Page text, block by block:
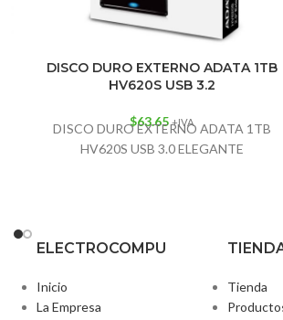
DISCO DURO EXTERNO ADATA 1TB
HV620S USB 3.2
$63.65 +IVA
DISCO DURO EXTERNO ADATA 1TB
HV620S USB 3.0 ELEGANTE
ELECTROCOMPU
Inicio
La Empresa
Tienda